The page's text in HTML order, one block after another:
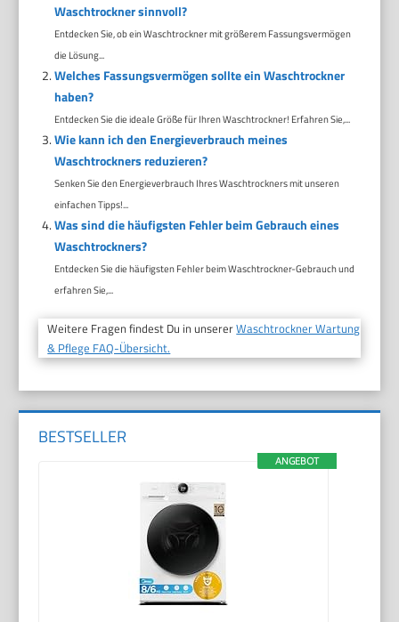
Waschtrockner sinnvoll?
Entdecken Sie, ob ein Waschtrockner mit größerem Fassungsvermögen
die Lösung...
Welches Fassungsvermögen sollte ein Waschtrockner
haben?
Entdecken Sie die ideale Größe für Ihren Waschtrockner! Erfahren Sie,...
Wie kann ich den Energieverbrauch meines
Waschtrockners reduzieren?
Senken Sie den Energieverbrauch Ihres Waschtrockners mit unseren
einfachen Tipps!...
Was sind die häufigsten Fehler beim Gebrauch eines
Waschtrockners?
Entdecken Sie die häufigsten Fehler beim Waschtrockner-Gebrauch und
erfahren Sie,...
Weitere Fragen findest Du in unsererWaschtrockner Wartung
& Pflege FAQ-Übersicht.
BESTSELLER
ANGEBOT